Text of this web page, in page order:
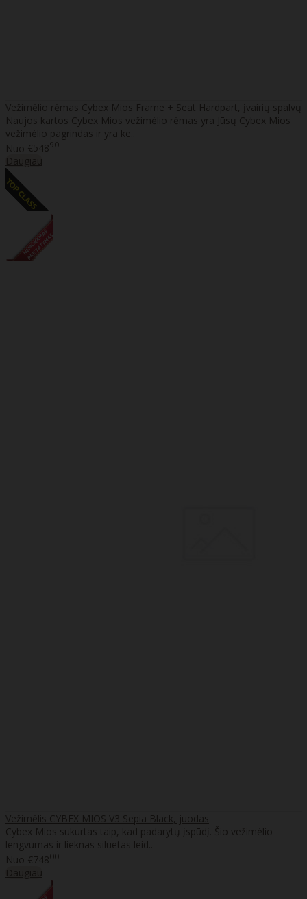
Vežimėlio rėmas Cybex Mios Frame + Seat Hardpart, įvairių spalvų
Naujos kartos Cybex Mios vežimėlio rėmas yra Jūsų Cybex Mios
vežimėlio pagrindas ir yra ke..
Nuo €54890
Daugiau
Vežimėlis CYBEX MIOS V3 Sepia Black, juodas
Cybex Mios sukurtas taip, kad padarytų įspūdį. Šio vežimėlio
lengvumas ir lieknas siluetas leid..
Nuo €74800
Daugiau